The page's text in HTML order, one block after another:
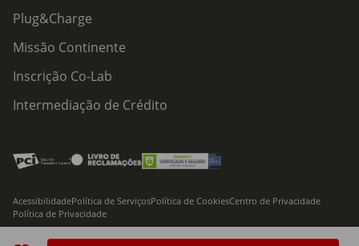
Plug&Charge
Missão Continente
Inscrição Co-Lab
Intermediação de Crédito
AcessibilidadePolítica de ServiçosPolítica de CookiesCentro de Privacidade
Política de Privacidade